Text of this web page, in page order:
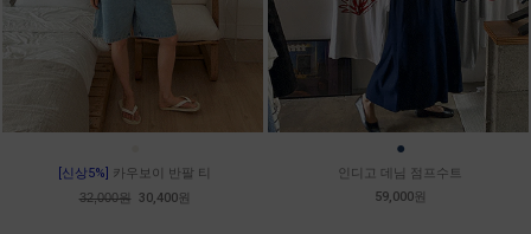
[신상5%] 카우보이 반팔 티
32,000원 30,400원
●
인디고 데님 점프수트
59,000원